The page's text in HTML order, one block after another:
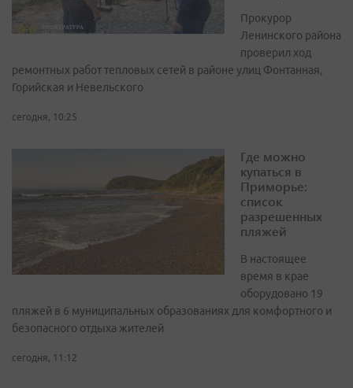
Прокурор
Ленинского района
проверил ход
ремонтных работ тепловых сетей в районе улиц Фонтанная,
Горийская и Невельского
сегодня, 10:25
Где можно
купаться в
Приморье:
список
разрешенных
пляжей
В настоящее
время в крае
оборудовано 19
пляжей в 6 муниципальных образованиях для комфортного и
безопасного отдыха жителей
сегодня, 11:12